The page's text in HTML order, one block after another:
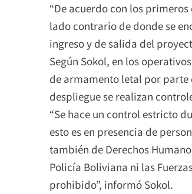
“De acuerdo con los
lado contrario de donde se
ingreso y de salida del
Según Sokol, en los
de armamento letal por parte
despliegue se realizan
“Se hace un control estricto
esto es en presencia de
también de Derechos
Policía Boliviana ni las
prohibido”, informó Sokol.